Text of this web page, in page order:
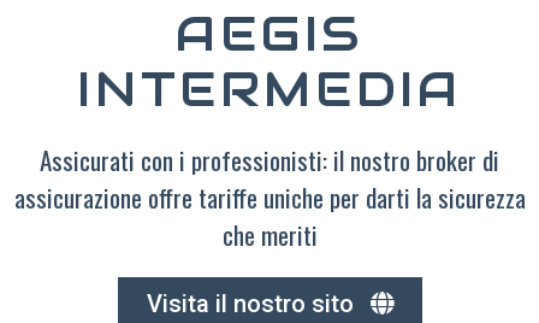
AEGIS
INTERMEDIA
Assicurati con i professionisti: il nostro broker di
assicurazione offre tariffe uniche per darti la sicurezza
che meriti
Visita il nostro sito